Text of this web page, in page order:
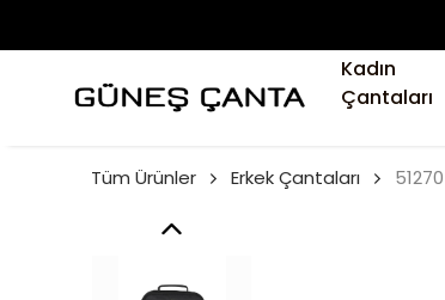
Kadın
Çantaları
Tüm Ürünler Erkek Çantaları